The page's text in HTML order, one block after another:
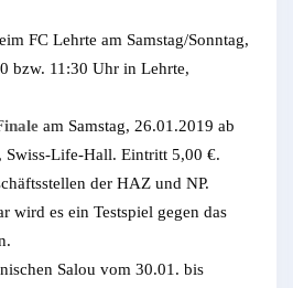
FC Lehrte am Samstag/Sonntag,
bzw. 11:30 Uhr in Lehrte,
am Samstag, 26.01.2019 ab
Swiss-Life-Hall. Eintritt 5,00 €.
der HAZ und NP.
wird es ein Testspiel gegen das
Salou vom 30.01. bis